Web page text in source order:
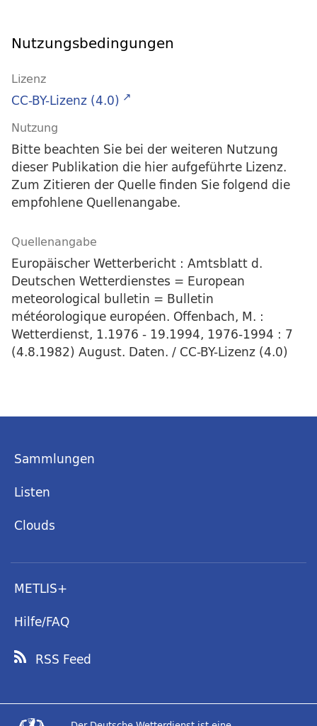
Nutzungsbedingungen
Lizenz
CC-BY-Lizenz (4.0)
Nutzung
Bitte beachten Sie bei der weiteren Nutzung
dieser Publikation die hier aufgeführte Lizenz.
Zum Zitieren der Quelle finden Sie folgend die
empfohlene Quellenangabe.
Quellenangabe
Europäischer Wetterbericht : Amtsblatt d.
Deutschen Wetterdienstes = European
meteorological bulletin = Bulletin
météorologique européen. Offenbach, M. :
Wetterdienst, 1.1976 - 19.1994, 1976-1994 : 7
(4.8.1982) August. Daten. / CC-BY-Lizenz (4.0)
Sammlungen
Listen
Clouds
METLIS+
Hilfe/FAQ
RSS Feed